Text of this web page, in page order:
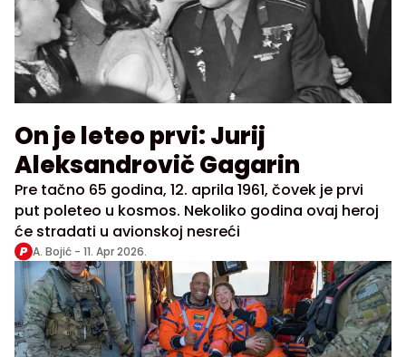
On je leteo prvi: Jurij
Aleksandrovič Gagarin
Pre tačno 65 godina, 12. aprila 1961, čovek je prvi
put poleteo u kosmos. Nekoliko godina ovaj heroj
će stradati u avionskoj nesreći
A. Bojić - 11. Apr 2026.